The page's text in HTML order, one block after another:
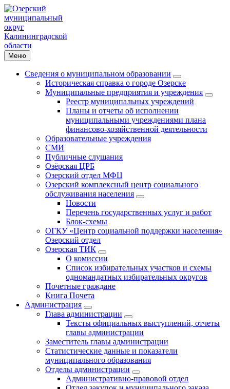
Меню
Сведения о муниципальном образовании
Историческая справка о городе Озерске
Муниципальные предприятия и учреждения
Реестр муниципальных учреждений
Планы и отчеты об исполнении
муниципальными учреждениями плана
финансово-хозяйственной деятельности
Образовательные учреждения
СМИ
Публичные слушания
Озёрская ЦРБ
Озерский отдел МФЦ
Озерский комплексный центр социального
обслуживания населения
Новости
Перечень государственных услуг и работ
Блок-схемы
ОГКУ «Центр социальной поддержки населения»
Озерский отдел
Озерская ТИК
О комиссии
Список избирательных участков и схемы
одномандатных избирательных округов
Почетные граждане
Книга Почета
Администрация
Глава администрации
Тексты официальных выступлений, отчеты
главы администрации
Заместитель главы администрации
Статистические данные и показатели
муниципального образования
Отделы администрации
Административно-правовой отдел